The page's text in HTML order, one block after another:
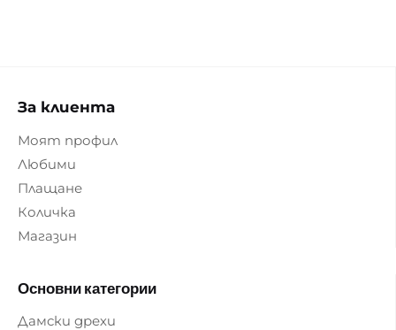
За клиента
Моят профил
Любими
Плащане
Количка
Магазин
Основни категории
Дамски дрехи